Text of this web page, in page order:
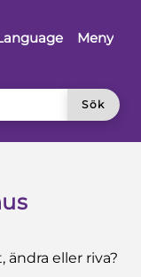
Meny
Sök
eller riva?